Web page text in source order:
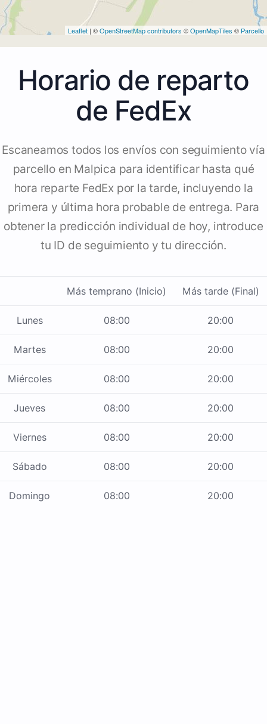
Leaflet | ©OpenStreetMap contributors ©OpenMapTiles © Parcello
Horario de reparto
de FedEx
Escaneamos todos los envíos con seguimiento vía
parcello en Malpica para identificar hasta qué
hora reparte FedEx por la tarde, incluyendo la
primera y última hora probable de entrega. Para
obtener la predicción individual de hoy, introduce
tu ID de seguimiento y tu dirección.
Más temprano (Inicio) Más tarde (Final)
Lunes 08:00 20:00
Martes 08:00 20:00
Miércoles 08:00 20:00
Jueves 08:00 20:00
Viernes 08:00 20:00
Sábado 08:00 20:00
Domingo 08:00 20:00